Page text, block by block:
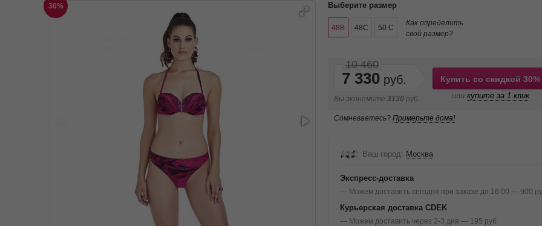
30% Выберите размер
48B 48C 50 C
Как определить
свой размер?
7 330
10 460
Вы экономите 3130 руб.
Купить со скидкой 30%
или купите за 1 клик
Сомневаетесь? Примерьте дома!
Ваш город: Москва
Экспресс-доставка
— Можем доставить сегодня при заказе до 16:00 — 900
Курьерская доставка CDEK
— Можем доставить через 2-3 дня — 195 руб